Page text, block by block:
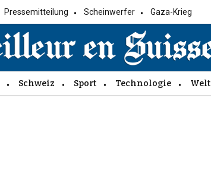
Pressemitteilung Scheinwerfer Gaza-Krieg
Schweiz Sport Technologie Welt